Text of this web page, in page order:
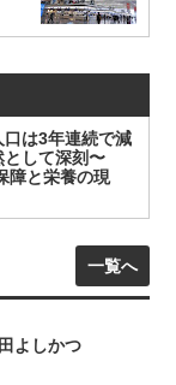
口は3年連続で減
として深刻〜
障と栄養の現
一覧へ
よしかつ